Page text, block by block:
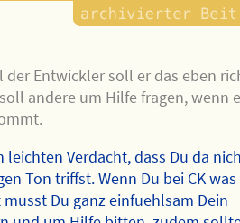
der Entwickler soll er das eben
andere um Hilfe fragen, wenn
leichten Verdacht, dass Du da
Ton triffst. Wenn Du bei CK was
Du ganz einfuehlsam Dein